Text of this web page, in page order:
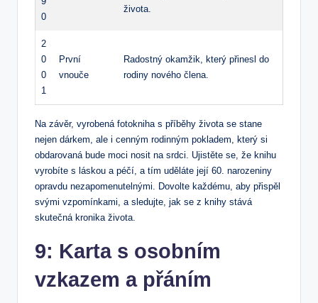
0
života.
2
0
0
1
První
vnouče
Radostný okamžik, který přinesl do
rodiny nového člena.
Na závěr, vyrobená fotokniha s příběhy života se stane
nejen dárkem, ale i cenným rodinným pokladem, který si
obdarovaná bude moci nosit na srdci. Ujistěte se, že knihu
vyrobíte s láskou a péčí, a tím uděláte její 60. narozeniny
opravdu nezapomenutelnými. Dovolte každému, aby přispěl
svými vzpomínkami, a sledujte, jak se z knihy stává
skutečná kronika života.
9: Karta s osobním
vzkazem a přáním